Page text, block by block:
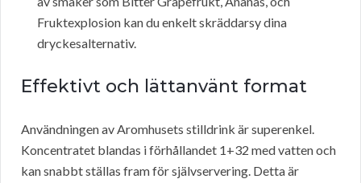
Fruktexplosion kan du enkelt skräddarsy dina
dryckesalternativ.
Effektivt och lättanvänt format
Användningen av Aromhusets stilldrink är superenkel.
Koncentratet blandas i förhållandet 1+32 med vatten och
kan snabbt ställas fram för självservering. Detta är